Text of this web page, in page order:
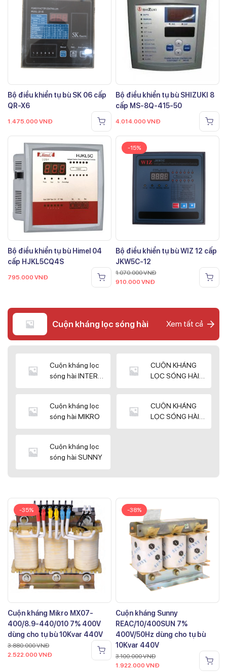
Bộ điều khiển tụ bù SK 06 cấp
QR-X6
1.475.000 VNĐ
Bộ điều khiển tụ bù SHIZUKI 8
cấp MS-8Q-415-50
4.014.000 VNĐ
Bộ điều khiển tụ bù Himel 04
cấp HJKL5CQ4S
795.000 VNĐ
-15%
Bộ điều khiển tụ bù WIZ 12 cấp
JKW5C-12
1.070.000VNĐ
910.000 VNĐ
Cuộn kháng lọc sóng hài Xem tất cả
Cuộn kháng lọc
sóng hài INTER
CUỘN KHÁNG
LỌC SÓNG HÀI
Cuộn kháng lọc
sóng hài MIKRO
CUỘN KHÁNG
LỌC SÓNG HÀI
Cuộn kháng lọc
sóng hài SUNNY
-35%
Cuộn kháng Mikro MX07-
400/8.9-440/010 7% 400V
dùng cho tụ bù 10Kvar 440V
3.880.000VNĐ
2.522.000 VNĐ
-38%
Cuộn kháng Sunny
REAC/10/400SUN 7%
400V/50Hz dùng cho tụ bù
10Kvar 440V
3.100.000VNĐ
1.922.000 VNĐ